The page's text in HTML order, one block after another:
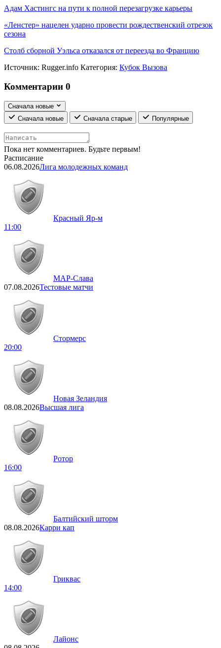
Адам Хастингс на пути к полной перезагрузке карьеры
«Ленстер» нацелен ударно провести рождественский отрезок
сезона
Столб сборной Уэльса отказался от переезда во Францию
Источник: Rugger.info Категория: Кубок Вызова
Комментарии 0
Сначала новые
Сначала новые
Сначала старые Популярные
Пока нет комментариев. Будьте первым!
Расписание
06.08.2026Лига молодежных команд
Красный Яр-м
11:00
МАР-Слава
07.08.2026Тестовые матчи
Стормерс
20:00
Новая Зеландия
08.08.2026Высшая лига
Ротор
16:00
Балтийский шторм
08.08.2026Карри кап
Гриквас
14:00
Лайонс